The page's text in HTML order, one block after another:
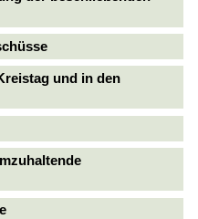
und in den